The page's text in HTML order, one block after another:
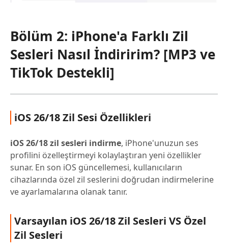
Bölüm 2: iPhone'a Farklı Zil
Sesleri Nasıl İndiririm? [MP3 ve
TikTok Destekli]
iOS 26/18 Zil Sesi Özellikleri
iOS 26/18 zil sesleri indirme, iPhone'unuzun ses
profilini özelleştirmeyi kolaylaştıran yeni özellikler
sunar. En son iOS güncellemesi, kullanıcıların
cihazlarında özel zil seslerini doğrudan indirmelerine
ve ayarlamalarına olanak tanır.
Varsayılan iOS 26/18 Zil Sesleri VS Özel
Zil Sesleri